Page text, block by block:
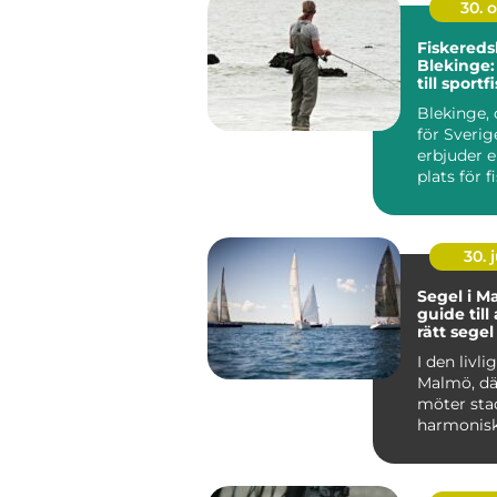
30.
till
Blekinge,
för
erbjuder
plats för
30.
Segel i
guide till
rätt
I den
Malmö,
möter